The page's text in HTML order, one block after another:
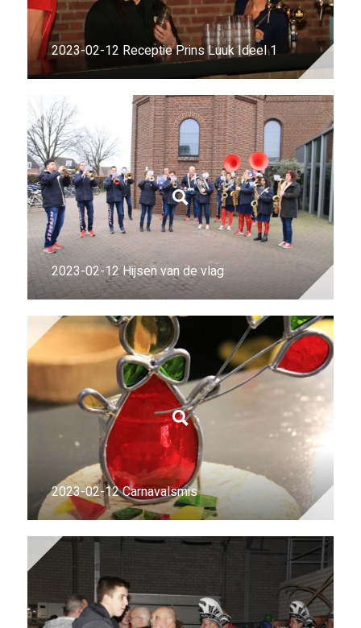
2023-02-12 Receptie Prins Luuk Ideel 1
2023-02-12 Hijsen van de vlag
2023-02-12 Carnavalsmis